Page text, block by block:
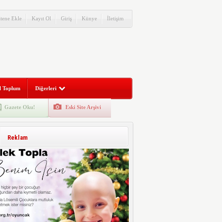
Ekle Kayıt Ol Giriş Künye İletişim
Toplum Diğerleri
Gazete Oku! Eski Site Arşivi
Reklam